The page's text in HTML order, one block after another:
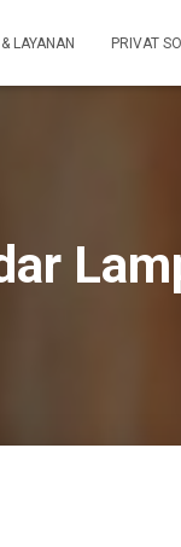
LAYANAN PRIVAT